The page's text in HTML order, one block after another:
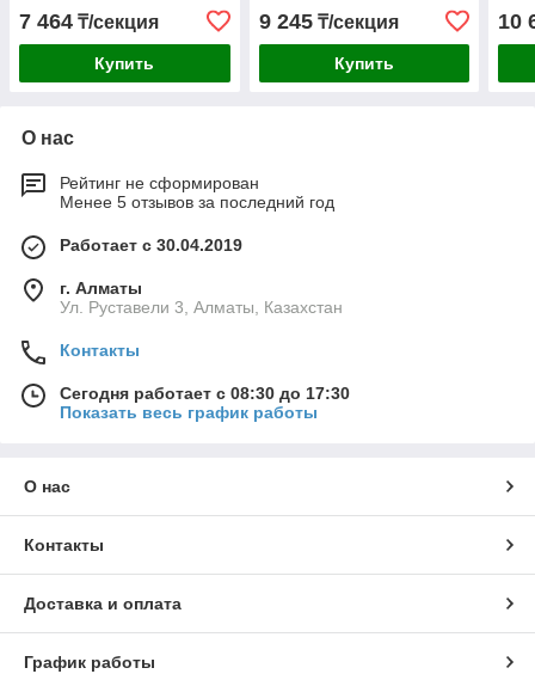
7 464 ₸/секция
Купить
9 245₸/секция
Купить
10
О нас
Рейтинг не сформирован
Менее 5 отзывов за последний год
Работает с 30.04.2019
г. Алматы
Ул. Руставели 3, Алматы, Казахстан
Контакты
Сегодня работает с 08:30 до 17:30
Показать весь график работы
О нас
Контакты
Доставка и оплата
График работы